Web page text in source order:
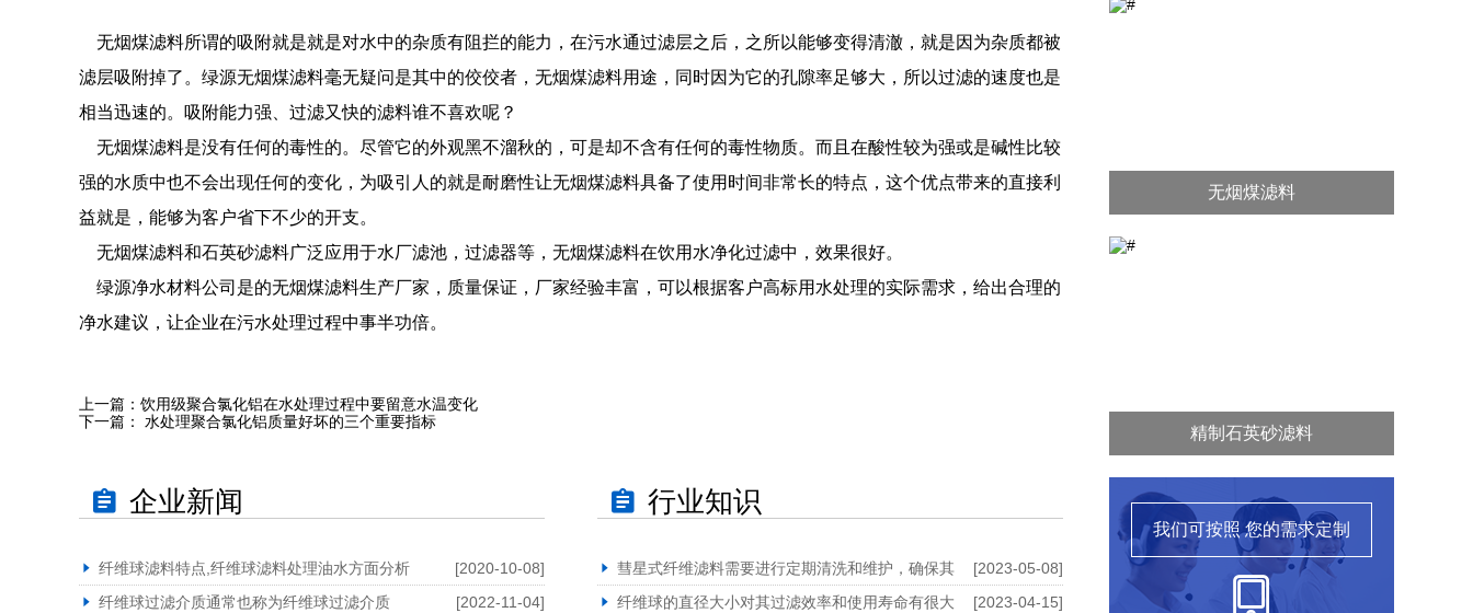
无烟煤滤料
精制石英砂滤料
我们可按照您的需求定制
无烟煤滤料所谓的吸附就是就是对水中的杂质有阻拦的能力，在污水通过滤层之后，之所以能够变得清澈，就是因为杂质都被
滤层吸附掉了。绿源无烟煤滤料毫无疑问是其中的佼佼者，无烟煤滤料用途，同时因为它的孔隙率足够大，所以过滤的速度也是
相当迅速的。吸附能力强、过滤又快的滤料谁不喜欢呢？
无烟煤滤料是没有任何的毒性的。尽管它的外观黑不溜秋的，可是却不含有任何的毒性物质。而且在酸性较为强或是碱性比较
强的水质中也不会出现任何的变化，为吸引人的就是耐磨性让无烟煤滤料具备了使用时间非常长的特点，这个优点带来的直接利
益就是，能够为客户省下不少的开支。
无烟煤滤料和石英砂滤料广泛应用于水厂滤池，过滤器等，无烟煤滤料在饮用水净化过滤中，效果很好。
绿源净水材料公司是的无烟煤滤料生产厂家，质量保证，厂家经验丰富，可以根据客户高标用水处理的实际需求，给出合理的
净水建议，让企业在污水处理过程中事半功倍。
上一篇： 饮用级聚合氯化铝在水处理过程中要留意水温变化
下一篇：
水处理聚合氯化铝质量好坏的三个重要指标
企业新闻
纤维球滤料特点,纤维球滤料处理油水方面分析
[2020-10-08]
纤维球过滤介质通常也称为纤维球过滤介质
[2022-11-04]
行业知识
彗星式纤维滤料需要进行定期清洗和维护，确保其
[2023-05-08]
纤维球的直径大小对其过滤效率和使用寿命有很大
[2023-04-15]